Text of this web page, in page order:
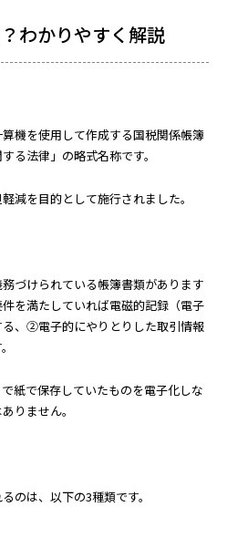
わかりやすく解説
機を使用して作成する国税関係帳簿
る法律」の略式名称です。
減を目的として施行されました。
づけられている帳簿書類があります
を満たしていれば電磁的記録（電子
、②電子的にやりとりした取引情報
紙で保存していたものを電子化しな
りません。
のは、以下の3種類です。